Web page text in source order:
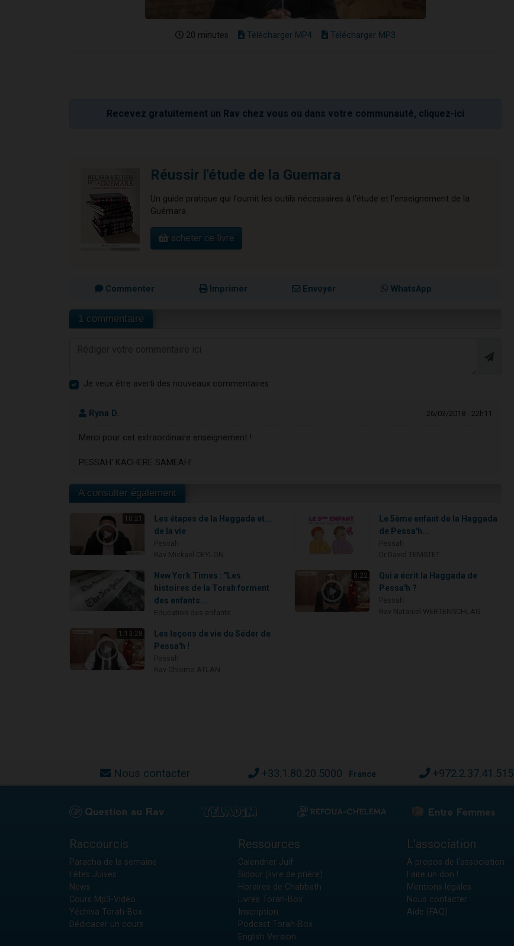
20 minutes Télécharger MP4 Télécharger MP3
Recevez gratuitement un Rav chez vous ou dans votre communauté, cliquez-ici
Réussir l'étude de la Guemara
Un guide pratique qui fournit les outils nécessaires à l'étude et l'enseignement de la
Guémara.
acheter ce livre
Commenter Imprimer Envoyer WhatsApp
1 commentaire
Je veux être averti des nouveaux commentaires
Ryna D. 26/03/2018 - 22h11
Merci pour cet extraordinaire enseignement !
PESSAH' KACHERE SAMEAH'
A consulter également
10:21
Les étapes de la Haggada et...
de la vie
Le 5ème enfant de la Haggada
de Pessa'h...
New York Times : "Les
histoires de la Torah forment
des enfants...
8:22
Qui a écrit la Haggada de
Pessa'h ?
1:13:28
Les leçons de vie du Séder de
Pessa'h !
Nous contacter +33.1.80.20.5000 France +972.2.37.41.515
Raccourcis
Paracha de la semaine
Fêtes Juives
News
Cours Mp3-Vidéo
Yéchiva Torah-Box
Dédicacer un cours
Ressources
Calendrier Juif
Sidour (livre de prière)
Horaires de Chabbath
Livres Torah-Box
Inscription
Podcast Torah-Box
English Version
L'association
A propos de l'association
Faire un don !
Mentions légales
Nous contacter
Aide (FAQ)